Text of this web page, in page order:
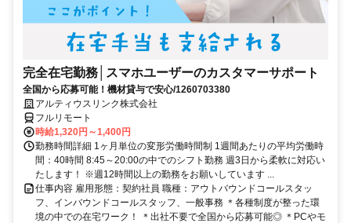
完全在宅勤務│スマホユーザーのカスタマーサポート
全国から応募可能！機材貸与で安心/1260703380
アルティウスリンク株式会社
フルリモート
時給1,320円～1,400円
勤務時間詳細 1ヶ月単位の変形労働時間制 1週間あたりの平均労働時
間：40時間 8:45～20:00の中でのシフト勤務 週3日から柔軟に対応い
たします！ ※週12時間以上の勤務をお願いしています ...
仕事内容 雇用形態：契約社員 職種：アウトバウンドコールスタッ
フ、インバウンドコールスタッフ、一般事務 ＊各種制度が整った環
境の中での在宅ワーク！ ＊出社不要で全国から応募可能◎ ＊PCやモ